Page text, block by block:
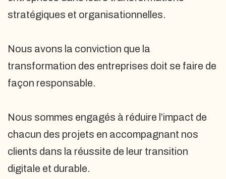
stratégiques et organisationnelles.
Nous avons la conviction que la
transformation des entreprises doit se faire de
façon responsable.
Nous sommes engagés à réduire l’impact de
chacun des projets en accompagnant nos
clients dans la réussite de leur transition
digitale et durable.